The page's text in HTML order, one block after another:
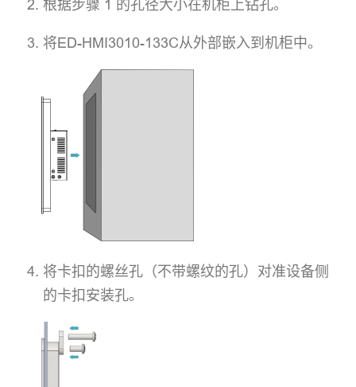
根据步骤 1 的孔径大小在机柜上钻孔。
将ED-HMI3010-133C从外部嵌入到机柜中。
将卡扣的螺丝孔（不带螺纹的孔）对准设备侧
的卡扣安装孔。